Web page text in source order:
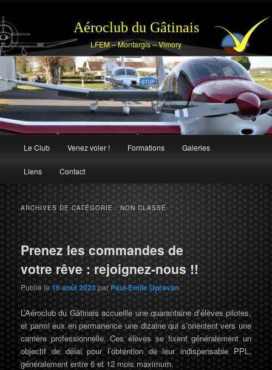
Aéroclub du Gâtinais
LFEM – Montargis – Vimory
principal
Aller
au
contenu
principal
Aller
au
contenu
secondaire
Le Club Venez voler ! Formations Galeries
Liens Contact
ARCHIVES DE CATÉGORIE :NON CLASSÉ
Prenez les commandes de
votre rêve : rejoignez-nous !!
Publié le16 août 2023parPaul-Emile Upravan
L’Aéroclub du Gâtinais accueille une quarantaine d’élèves pilotes,
et parmi eux en permanence une dizaine qui s’orientent vers une
carrière professionnelle. Ces élèves se fixent généralement un
objectif de délai pour l’obtention de leur indispensable PPL,
généralement entre 6 et 12 mois maximum.